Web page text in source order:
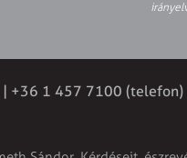
| +36 1 457 7100